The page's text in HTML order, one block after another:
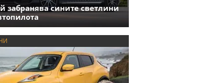
забранява сините светлини